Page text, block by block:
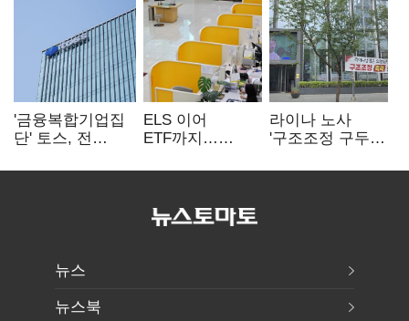
'금융복합기업집
단' 토스, 전
표준화
ELS 이어
ETF까지…
제동 걸린 은행
라이나 노사
'구조조정 구두
뉴스
뉴스북